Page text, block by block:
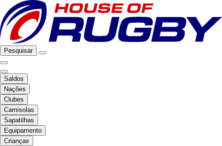
Pesquisar
Saldos
Nações
Clubes
Camisolas
Sapatilhas
Equipamento
Crianças